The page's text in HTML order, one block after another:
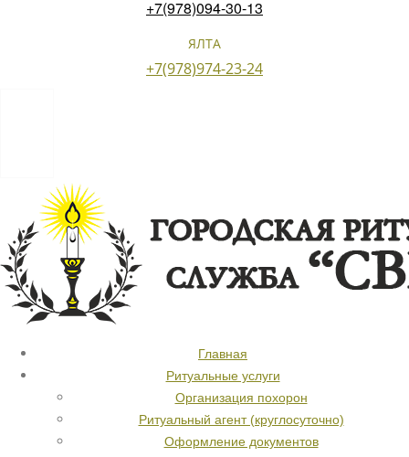
+7(978)094-30-13
ЯЛТА
+7(978)974-23-24
Главная
Ритуальные услуги
Организация похорон
Ритуальный агент (круглосуточно)
Оформление документов